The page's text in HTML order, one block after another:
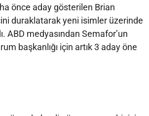
önce aday gösterilen Brian
duraklatarak yeni isimler üzerinde
ABD medyasından Semafor’un
başkanlığı için artık 3 aday öne